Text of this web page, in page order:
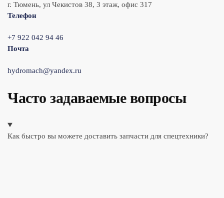
г. Тюмень, ул Чекистов 38, 3 этаж, офис 317
Телефон
+7 922 042 94 46
Почта
hydromach@yandex.ru
Часто задаваемые вопросы
Как быстро вы можете доставить запчасти для спецтехники?